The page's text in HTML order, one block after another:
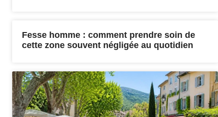
Fesse homme : comment prendre soin de
cette zone souvent négligée au quotidien